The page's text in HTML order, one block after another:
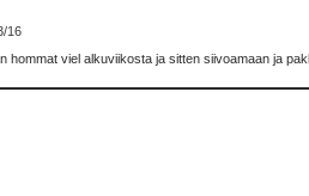
16
hommat viel alkuviikosta ja sitten siivoamaan ja